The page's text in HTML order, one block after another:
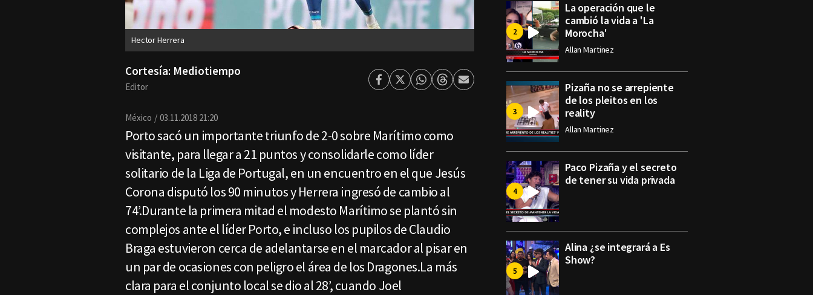
Hector Herrera
Cortesía: Mediotiempo
Editor Facebook
TwitterWhatsapp
ThreadsEnviar
México 03.11.2018 21:20
Porto sacó un importante triunfo de 2-0 sobre Marítimo como
visitante, para llegar a 21 puntos y consolidarle como líder
solitario de la Liga de Portugal, en un encuentro en el que Jesús
Corona disputó los 90 minutos y Herrera ingresó de cambio al
74’.Durante la primera mitad el modesto Marítimo se plantó sin
complejos ante el líder Porto, e incluso los pupilos de Claudio
Braga estuvieron cerca de adelantarse en el marcador al pisar en
un par de ocasiones con peligro el área de los Dragones.La más
clara para el conjunto local se dio al 28’, cuando Joel
La operación que le
cambió la vida a 'La
Morocha'
Allan Martinez
Pizaña no se arrepiente
de los pleitos en los
reality
Allan Martinez
Paco Pizaña y el secreto
de tener su vida privada
Alina ¿se integrará a Es
Show?